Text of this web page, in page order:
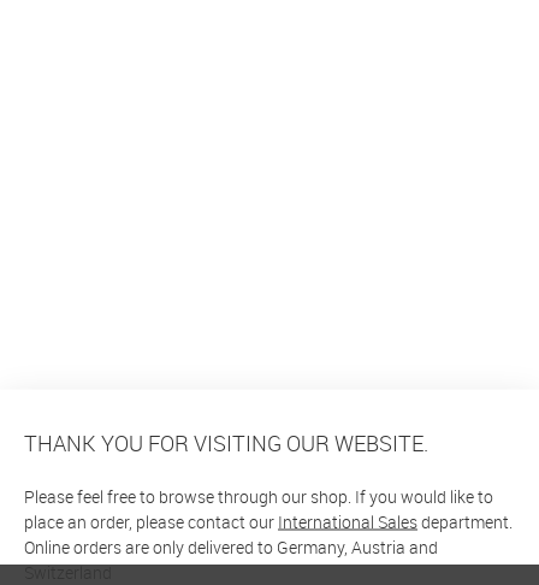
THANK YOU FOR VISITING OUR WEBSITE.
Please feel free to browse through our shop. If you would like to
place an order, please contact our International Salesdepartment.
Online orders are only delivered to Germany, Austria and
Switzerland